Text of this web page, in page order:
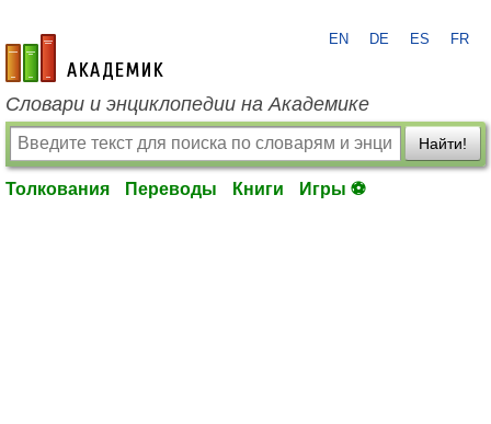
academic.ru
EN DE ES FR
Словари и энциклопедии на Академике
Найти!
Толкования Переводы Книги Игры ⚽